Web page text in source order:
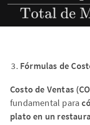
Fórmulas de
Costo de Ventas
fundamental para
plato en un